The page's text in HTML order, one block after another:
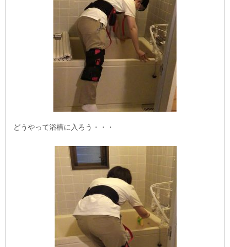
どうやって浴槽に入ろう・・・